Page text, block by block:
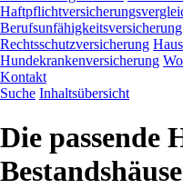
Berufsunfähigkeitsversicherung
Rechtsschutzversicherung
Hundekrankenversicherung
Kontakt
Suche Inhaltsübersicht
Die passende